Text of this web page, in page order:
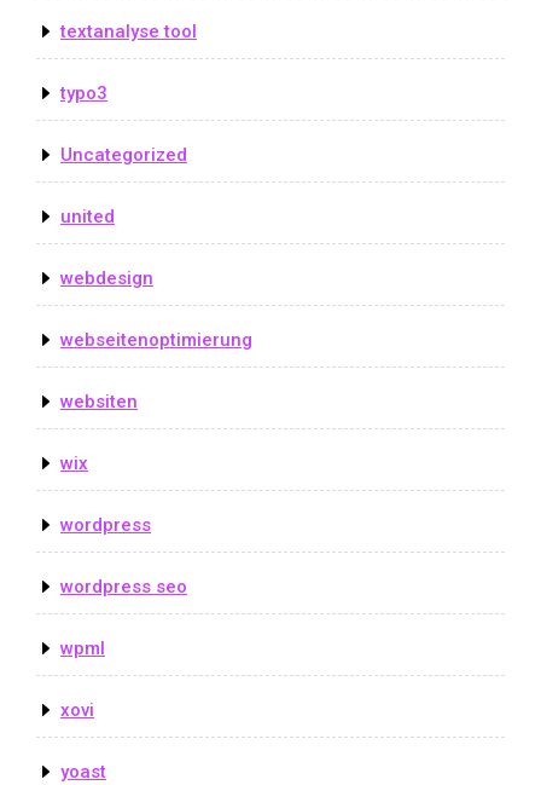
textanalyse tool
typo3
Uncategorized
united
webdesign
webseitenoptimierung
websiten
wix
wordpress
wordpress seo
wpml
xovi
yoast